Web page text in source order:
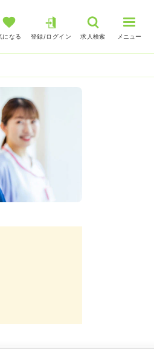
になる 登録/ログイン 求人検索 メニュー